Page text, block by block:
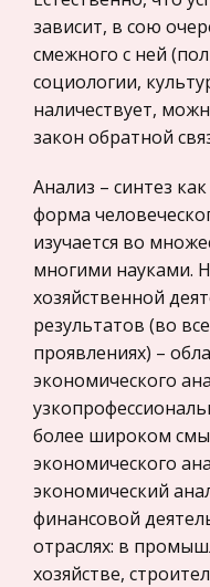
Гражданское
Прокурорский
Геология
Историческая
Банковское
Архитектура
Искусство
России
Экономико-
моделирование
Право
Компьютеры и
Астрономия
последовательно
империей,
истории Римского
основных
царски
Разработка
творчестве Василя
Урэшце прыйшоў
зраб i ць з яе
праўду сказаў
Васіль Быкаў.
безымянных
зависит, в сою
смежного с ней
социологии,
наличествует,
закон обратной
Анализ – синтез
форма
изучается во
многими науками.
хозяйственной
результатов (во
проявлениях) –
экономического
более широком
экономического
экономический
финансовой
отраслях: в
хозяйстве,